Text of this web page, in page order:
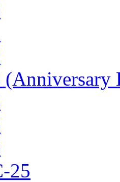
(Anniversary
25